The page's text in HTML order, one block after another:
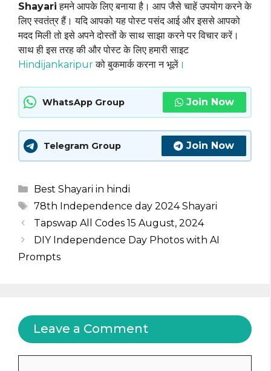
Shayari हमने आपके लिए बनाया है। आप जैसे चाहें उपयोग करने के
लिए स्वतंत्र हैं। यदि आपको यह पोस्ट पसंद आई और इससे आपको
मदद मिली तो इसे अपने दोस्तों के साथ साझा करने पर विचार करें।
साथ ही इस तरह की और पोस्ट के लिए हमारी साइट
Hindijankaripurको बुकमार्क करना न भूलें ।
WhatsApp Group Join Now
Telegram Group Join Now
Categories
Best Shayari in hindi
Tags
78th Independence day 2024 Shayari
Tapswap All Codes 15 August, 2024
DIY Independence Day Photos with AI
Prompts
Leave a Comment